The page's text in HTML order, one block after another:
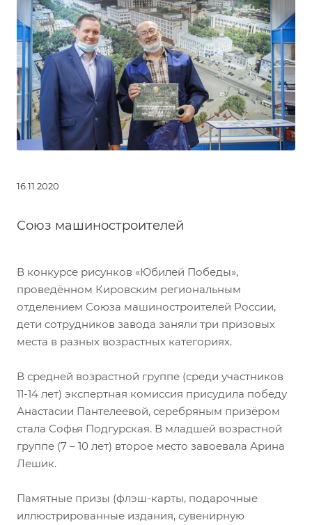
16.11.2020
Союз машиностроителей
В конкурсе рисунков «Юбилей Победы»,
проведённом Кировским региональным
отделением Союза машиностроителей России,
дети сотрудников завода заняли три призовых
места в разных возрастных категориях.
В средней возрастной группе (среди участников
11-14 лет) экспертная комиссия присудила победу
Анастасии Пантелеевой, серебряным призёром
стала Софья Подгурская. В младшей возрастной
группе (7 – 10 лет) второе место завоевала Арина
Лешик.
Памятные призы (флэш-карты, подарочные
иллюстрированные издания, сувенирную